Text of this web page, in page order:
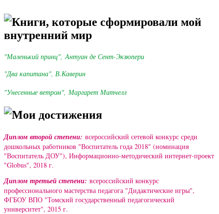
Книги, которые сформировали мой
внутренний мир
"Маленький принц",Антуан де Сент-Экзюпери
"Два капитана", В.Каверин
"Унесенные ветром", Маргарет Митчелл
Мои достижения
Диплом второй степени: всероссийский сетевой конкурс среди
дошкольных работников "Воспитатель года 2018" (номинация
"Воспитатель ДОУ"), Информационно-методический интернет-проект
"Globus", 2018 г.
Диплом третьей степени: всероссийский конкурс
профессионального мастерства педагога "Дидактические игры",
ФГБОУ ВПО "Томский государственный педагогический
университет", 2015 г.